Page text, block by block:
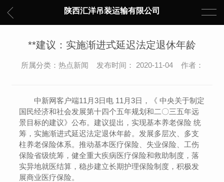
陕西汇洋吊装运输有限公司
**建议：实施渐进式延迟法定退休年龄
所属分类：热点新闻 发布时间： 2020-11-04 作者：
中新网客户端11月3日电 11月3日，《 中央关于制定
国民经济和社会发展第十四个五年规划和二〇三五年远
景目标的建议》公布。建议提出，实现基本养老保险 统
筹，实施渐进式延迟法定退休年龄。发展多层次、多支
柱养老保险体系。推动基本医疗保险、失业保险、工伤
保险省级统筹，健全重大疾病医疗保险和救助制度，落
实异地就医结算，稳步建立长期护理保险制度，积极发
展商业医疗保险。